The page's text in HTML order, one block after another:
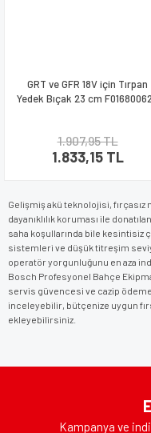
GRT ve GFR 18V için Tırpan
Yedek Bıçak 23 cm
1.907,95 TL
1.833,15 TL
Gelişmiş akü teknolojisi, fırçasız
dayanıklılık koruması ile
saha koşullarında bile kesintisiz
sistemleri ve düşük titreşim
operatör yorgunluğunu en aza
Bosch Profesyonel Bahçe
servis güvencesi ve cazip
inceleyebilir, bütçenize uygun
ekleyebilirsiniz.
Kampanya ve